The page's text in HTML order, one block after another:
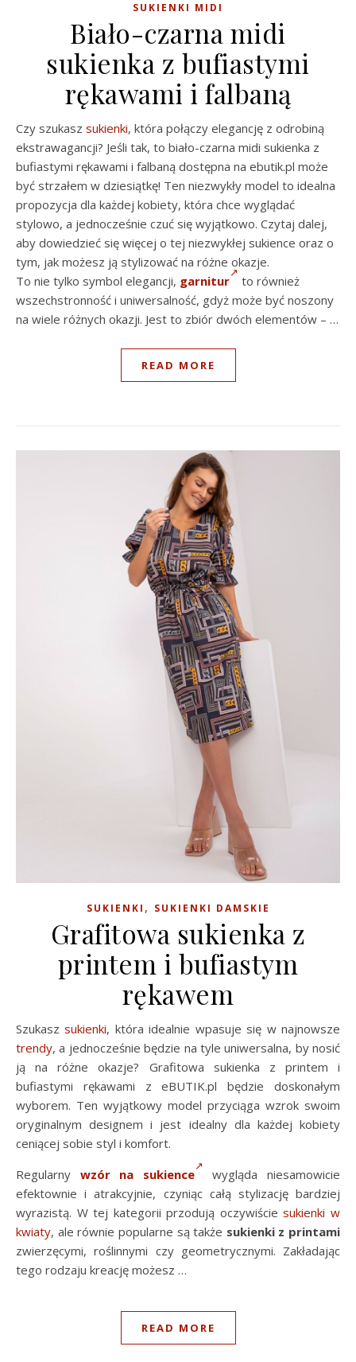
SUKIENKI MIDI
Biało-czarna midi
sukienka z bufiastymi
rękawami i falbaną
Czy szukasz sukienki, która połączy elegancję z odrobiną
ekstrawagancji? Jeśli tak, to biało-czarna midi sukienka z
bufiastymi rękawami i falbaną dostępna na ebutik.pl może
być strzałem w dziesiątkę! Ten niezwykły model to idealna
propozycja dla każdej kobiety, która chce wyglądać
stylowo, a jednocześnie czuć się wyjątkowo. Czytaj dalej,
aby dowiedzieć się więcej o tej niezwykłej sukience oraz o
tym, jak możesz ją stylizować na różne okazje.
To nie tylko symbol elegancji, garnitur
to również
wszechstronność i uniwersalność, gdyż może być noszony
na wiele różnych okazji. Jest to zbiór dwóch elementów – …
READ MORE
SUKIENKI , SUKIENKI DAMSKIE
Grafitowa sukienka z
printem i bufiastym
rękawem
Szukaszsukienki, która idealnie wpasuje się w najnowsze
trendy, a jednocześnie będzie na tyle uniwersalna, by nosić
ją na różne okazje? Grafitowa sukienka z printem i
bufiastymi rękawami z eBUTIK.pl będzie doskonałym
wyborem. Ten wyjątkowy model przyciąga wzrok swoim
oryginalnym designem i jest idealny dla każdej kobiety
ceniącej sobie styl i komfort.
Regularny wzór na sukience
wygląda niesamowicie
efektownie i atrakcyjnie, czyniąc całą stylizację bardziej
wyrazistą. W tej kategorii przodują oczywiściesukienki w
kwiaty, ale równie popularne są także sukienki z printami
zwierzęcymi, roślinnymi czy geometrycznymi. Zakładając
tego rodzaju kreację możesz …
READ MORE